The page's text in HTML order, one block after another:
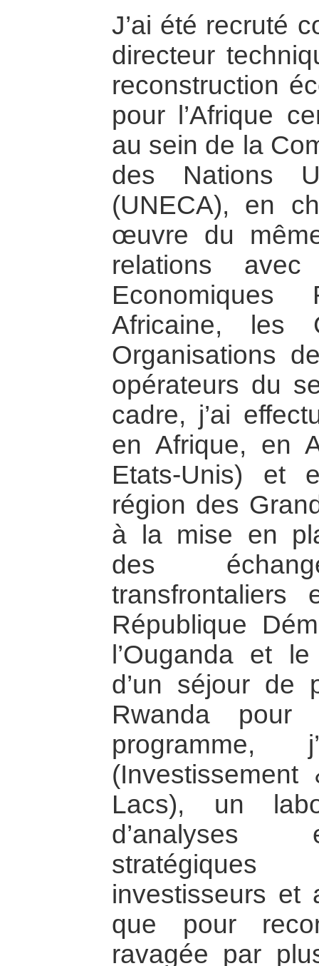
J’ai été recruté
directeur
reconstruction
pour l’Afrique
au sein de la
des Nations
(UNECA), en
œuvre du
relations avec
Economiques
Africaine, les
Organisations
opérateurs du
cadre, j’ai
en Afrique, en
Etats-Unis) et
région des
à la mise en
des
République
l’Ouganda et
d’un séjour de
Rwanda
programme,
Lacs), un
d’analyses
investisseurs et
que pour
ravagée par